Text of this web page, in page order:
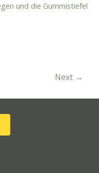
und die Gummistiefel
Next →